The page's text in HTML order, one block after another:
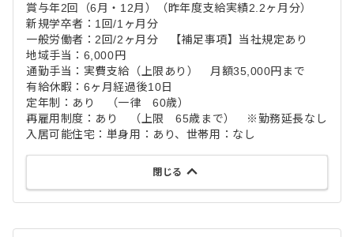
賞与年2回（6月・12月）（昨年度支給実績2.2ヶ月分）
新規学卒者：1回/1ヶ月分
一般労働者：2回/2ヶ月分 【補足事項】当社規定あり
地域手当：6,000円
通勤手当：実費支給（上限あり） 月額35,000円まで
有給休暇：6ヶ月経過後10日
定年制：あり （一律 60歳）
再雇用制度：あり （上限 65歳まで） ※勤務延長なし
入居可能住宅：単身用：あり、世帯用：なし
閉じる